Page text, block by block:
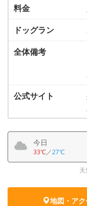
料金
ドッグラン
全体備考
公式サイト
今日
33℃／27℃
地図・ア